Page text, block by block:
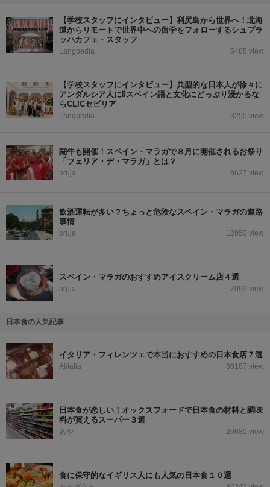
【学校スタッフにインタビュー】利尻島から世界へ！北海
道からリモートで世界中への留学をフォローするシュプラ
ッハカフェ・スタッフ
Langpedia 5485 view
【学校スタッフにインタビュー】典型的な日本人が徐々に
アンダルシア人に⁉スペイン語と文化にどっぷり浸かるな
らCLICセビリア
Langpedia 3255 view
闘牛も開催！スペイン・マラガで８月に開催されるお祭り
「フェリア・デ・マラガ」とは？
bruja 8627 view
飲酒運転が多い？ちょっと危険なスペイン・マラガの道路
事情
bruja 12950 view
スペイン・マラガのおすすめアイスクリーム店４選
bruja 7093 view
日本食の人気記事
イタリア・フィレンツェで本当におすすめの日本食店７選
Alitalia 36187 view
日本食が恋しい！オックスフォードで日本食の材料と調味
料が買えるスーパー３選
あや 20680 view
食に保守的なイギリス人にも人気の日本食１０選